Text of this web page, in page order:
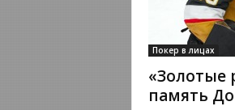
Покер в лицах
«Золотые
память